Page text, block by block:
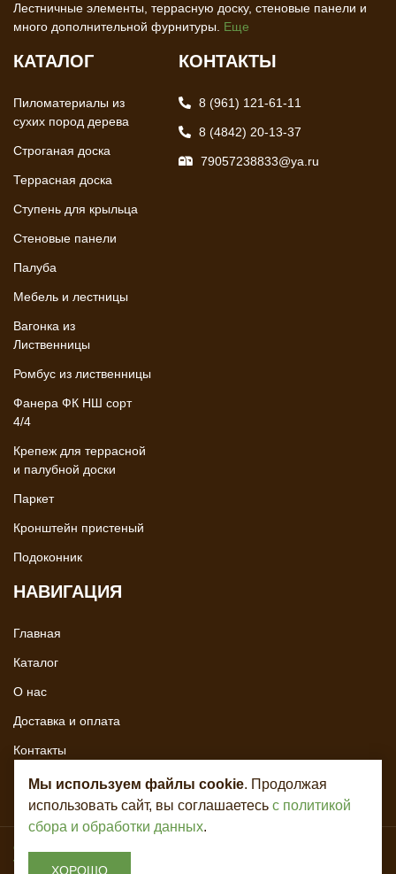
Лестничные элементы, террасную доску, стеновые панели и
много дополнительной фурнитуры. Еще
КАТАЛОГ
Пиломатериалы из
сухих пород дерева
Строганая доска
Террасная доска
Ступень для крыльца
Стеновые панели
Палуба
Мебель и лестницы
Вагонка из
Лиственницы
Ромбус из лиственницы
Фанера ФК НШ сорт
4/4
Крепеж для террасной
и палубной доски
Паркет
Кронштейн пристеный
Подоконник
НАВИГАЦИЯ
Главная
Каталог
О нас
Доставка и оплата
Контакты
КОНТАКТЫ
8 (961) 121-61-11
8 (4842) 20-13-37
79057238833@ya.ru
Copyright © 2020 - 2026. Всё для лестниц. Разработка и продвижение -
Vegas Studio
Мы используем файлы cookie. Продолжая
использовать сайт, вы соглашаетесь с политикой
сбора и обработки данных.
ХОРОШО